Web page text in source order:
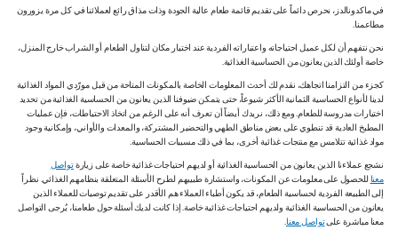
في ماكدونالدز، نحرص دائماً على تقديم قائمة طعام عالية الجودة وذات مذاق رائع لعملائنا في كل مرة يزورون
مطاعمنا.
نحن نتفهم أن لكل عميل احتياجاته واعتباراته الفردية عند اختيار مكان لتناول الطعام أو الشراب خارج المنزل،
خاصة أولئك الذين يعانون من الحساسية الغذائية.
كجزء من التزامنا اتجاهك، نقدم لك أحدث المعلومات الخاصة بالمكونات المتاحة من قبل مورّدي المواد الغذائية
لدينا لأنواع الحساسية الثمانية الأكثر شيوعاً، حتى يتمكن ضيوفنا الذين يعانون من الحساسية الغذائية من تحديد
اختيارات مدروسة للطعام. ومع ذلك، نريدك أيضاً أن تعرف أنه على الرغم من اتخاذ الاحتياطات، فإن عمليات
المطبخ العادية قد تنطوي على بعض مناطق الطهي والتحضير المشتركة، والمعدات والأواني، وإمكانية وجود
مواد غذائية تتلامس مع منتجات غذائية أخرى، بما في ذلك مسببات الحساسية.
نشجع عملاءنا الذين يعانون من الحساسية الغذائية أو لديهم احتياجات غذائية خاصة على زيارةتواصل
معنا للحصول على معلومات عن المكونات، واستشارة طبيبهم لطرح الأسئلة المتعلقة بنظامهم الغذائي. نظراً
إلى الطبيعة الفردية لحساسية الطعام، قد يكون أطباء العملاء هم الأقدر على تقديم توصيات للعملاء الذين
يعانون من الحساسية الغذائية ولديهم احتياجات غذائية خاصة. إذا كانت لديك أسئلة حول طعامنا، يُرجى التواصل
معنا مباشرة علىتواصل معنا.